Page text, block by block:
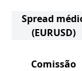
Spread
(EURUSD)
Comissão